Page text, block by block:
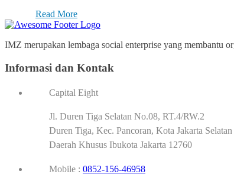
Read More
IMZ merupakan lembaga social enterprise yang membantu
Informasi dan Kontak
Capital Eight
Jl. Duren Tiga Selatan No.08, RT.4/RW.2
Duren Tiga, Kec. Pancoran, Kota Jakarta Selatan
Daerah Khusus Ibukota Jakarta 12760
Mobile : 0852-156-46958